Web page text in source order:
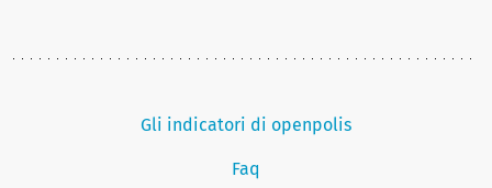
Gli indicatori di openpolis
Faq